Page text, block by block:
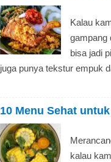
Kalau
gampang
bisa jadi
juga punya tekstur empuk
10 Menu Sehat
kalau